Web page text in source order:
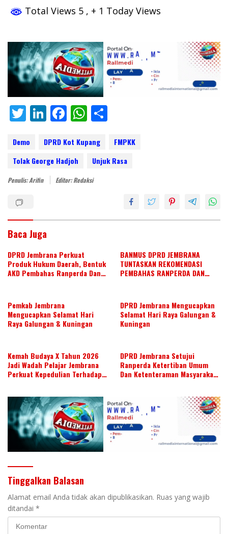
Total Views 5 , + 1 Today Views
T
itt
er
Li
k
e
dI
F
e
b
o
W
at
s
A
ar
e
Demo DPRD Kot Kupang
FMPKK
Tolak George Hadjoh
Unjuk Rasa
Penulis: Arifin Editor: Redaksi
Baca Juga
DPRD Jembrana Perkuat
Produk Hukum Daerah, Bentuk
AKD Pembahas Ranperda Dan
BANMUS DPRD JEMBRANA
TUNTASKAN REKOMENDASI
PEMBAHAS RANPERDA DAN
Pemkab Jembrana
Mengucapkan Selamat Hari
Raya Galungan & Kuningan
DPRD Jembrana Mengucapkan
Selamat Hari Raya Galungan &
Kuningan
Kemah Budaya X Tahun 2026
Jadi Wadah Pelajar Jembrana
Perkuat Kepedulian Terhadap
DPRD Jembrana Setujui
Ranperda Ketertiban Umum
Dan Ketenteraman Masyarakat
Tinggalkan Balasan
Alamat email Anda tidak akan dipublikasikan. Ruas yang wajib
ditandai *